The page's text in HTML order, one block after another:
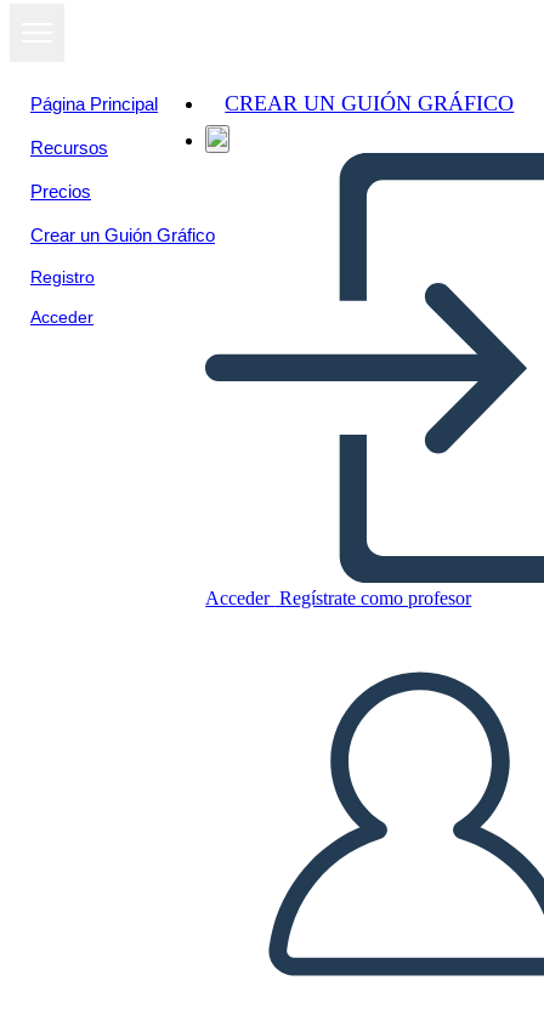
Página Principal
Recursos
Precios
Crear un Guión Gráfico
Registro
Acceder
CREAR UN GUIÓN GRÁFICO
Acceder Regístrate como profesor
הירח הוא למטה מגרש תרשים
CREAR UN GUIÓN GRÁFICO
JUEGO DE DIAPOSITIVAS
LEERME